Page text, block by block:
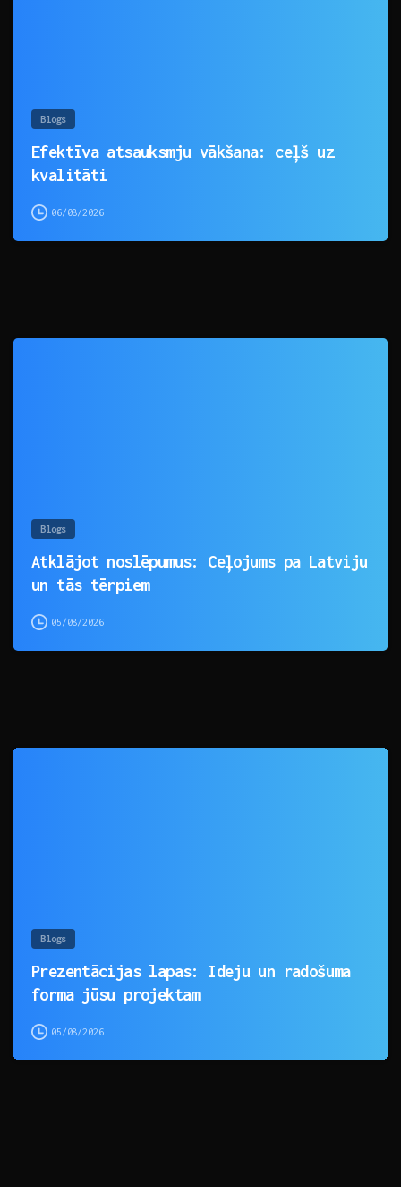
Blogs
Efektīva atsauksmju vākšana: ceļš uz
kvalitāti
06/08/2026
Blogs
Atklājot noslēpumus: Ceļojums pa Latviju
un tās tērpiem
05/08/2026
Blogs
Prezentācijas lapas: Ideju un radošuma
forma jūsu projektam
05/08/2026